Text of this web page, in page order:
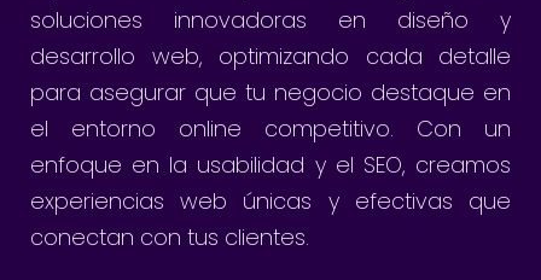
soluciones innovadoras en diseño y
desarrollo web, optimizando cada detalle
para asegurar que tu negocio destaque en
el entorno online competitivo. Con un
enfoque en la usabilidad y el SEO, creamos
experiencias web únicas y efectivas que
conectan con tus clientes.